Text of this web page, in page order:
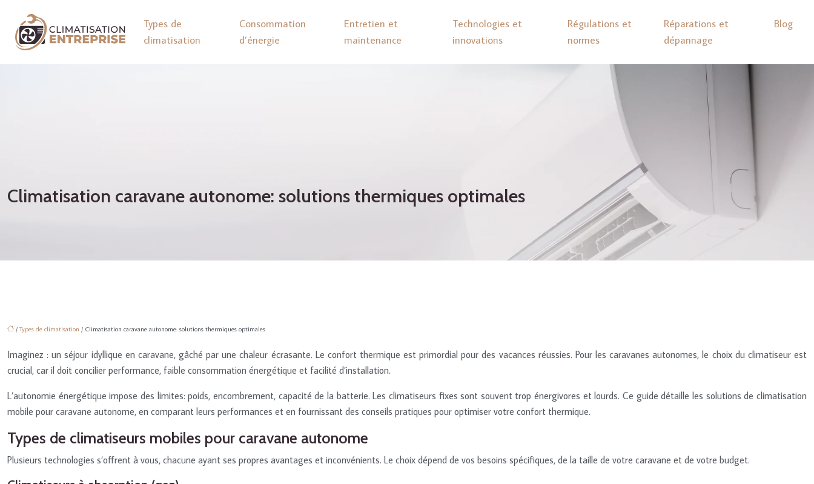
Types de
climatisation
Consommation
d’énergie
Entretien et
maintenance
Technologies et
innovations
Régulations et
normes
Réparations et
dépannage
Blog
Climatisation caravane autonome: solutions thermiques optimales
/ Types de climatisation / Climatisation caravane autonome: solutions thermiques optimales
Imaginez : un séjour idyllique en caravane, gâché par une chaleur écrasante. Le confort thermique est primordial pour des vacances réussies. Pour les caravanes autonomes, le choix du climatiseur est
crucial, car il doit concilier performance, faible consommation énergétique et facilité d’installation.
L’autonomie énergétique impose des limites: poids, encombrement, capacité de la batterie. Les climatiseurs fixes sont souvent trop énergivores et lourds. Ce guide détaille les solutions de climatisation
mobile pour caravane autonome, en comparant leurs performances et en fournissant des conseils pratiques pour optimiser votre confort thermique.
Types de climatiseurs mobiles pour caravane autonome
Plusieurs technologies s’offrent à vous, chacune ayant ses propres avantages et inconvénients. Le choix dépend de vos besoins spécifiques, de la taille de votre caravane et de votre budget.